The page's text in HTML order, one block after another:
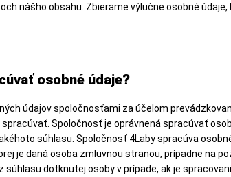
nášho obsahu. Zbierame výlučne osobné
osobné údaje?
údajov spoločnosťami za účelom
Spoločnosť je oprávnená spracúvať
súhlasu. Spoločnosť 4Laby spracúva
je daná osoba zmluvnou stranou, prípadne na
dotknutej osoby v prípade, ak je